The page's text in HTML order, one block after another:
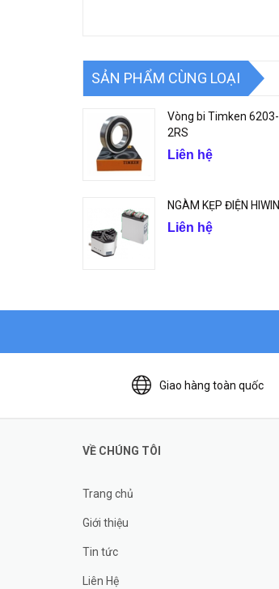
SẢN PHẨM CÙNG LOẠI
Vòng bi Timken 6203-
2RS
Liên hệ
NGÀM KẸP ĐIỆN HIWIN
Liên hệ
Giao hàng toàn quốc
VỀ CHÚNG TÔI
Trang chủ
Giới thiệu
Tin tức
Liên Hệ